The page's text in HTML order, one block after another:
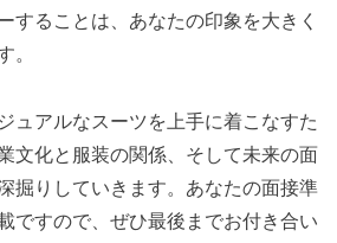
することは、あなたの印象を大きく
。
ュアルなスーツを上手に着こなすた
文化と服装の関係、そして未来の面
掘りしていきます。あなたの面接準
ですので、ぜひ最後までお付き合い